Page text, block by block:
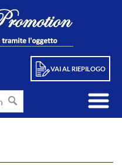
VAI AL RIEPILOGO